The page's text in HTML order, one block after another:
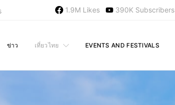
1.9M Likes 390K Subscribers
ข่าว เที่ยวไทย EVENTS AND FESTIVALS